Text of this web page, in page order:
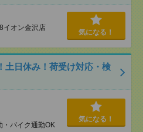
イオン金沢店
気になる！
土日休み！荷受け対応・検
バイク通勤OK
気になる！